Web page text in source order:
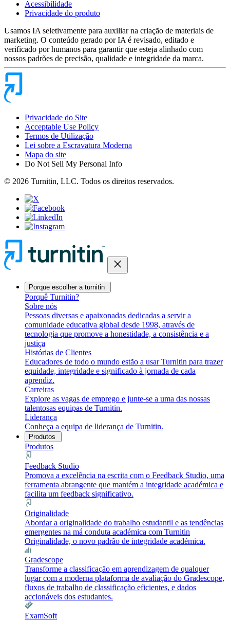
Acessibilidade
Privacidade do produto
Usamos IA seletivamente para auxiliar na criação de materiais de
marketing. O conteúdo gerado por IA é revisado, editado e
verificado por humanos para garantir que esteja alinhado com
nossos padrões de precisão, qualidade e integridade da marca.
Privacidade do Site
Acceptable Use Policy
Termos de Utilização
Lei sobre a Escravatura Moderna
Mapa do site
Do Not Sell My Personal Info
© 2026 Turnitin, LLC. Todos os direitos reservados.
close
Porque escolher a turnitin
Porquê Turnitin?
Sobre nós
Pessoas diversas e apaixonadas dedicadas a servir a
comunidade educativa global desde 1998, através de
tecnologia que promove a honestidade, a consistência e a
justiça
Histórias de Clientes
Educadores de todo o mundo estão a usar Turnitin para trazer
equidade, integridade e significado à jornada de cada
aprendiz.
Carreiras
Explore as vagas de emprego e junte-se a uma das nossas
talentosas equipas de Turnitin.
Liderança
Conheça a equipa de liderança de Turnitin.
Produtos
Produtos
Feedback Studio
Promova a excelência na escrita com o Feedback Studio, uma
ferramenta abrangente que mantém a integridade académica e
facilita um feedback significativo.
Originalidade
Abordar a originalidade do trabalho estudantil e as tendências
emergentes na má conduta académica com Turnitin
Originalidade, o novo padrão de integridade académica.
Gradescope
Transforme a classificação em aprendizagem de qualquer
lugar com a moderna plataforma de avaliação do Gradescope,
fluxos de trabalho de classificação eficientes, e dados
accionáveis dos estudantes.
ExamSoft